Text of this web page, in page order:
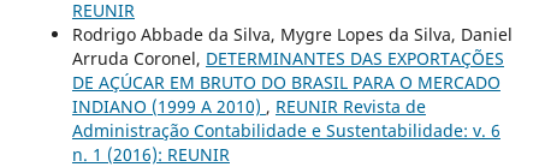
REUNIR
Rodrigo Abbade da Silva, Mygre Lopes da Silva, Daniel
Arruda Coronel, DETERMINANTES DAS EXPORTAÇÕES
DE AÇÚCAR EM BRUTO DO BRASIL PARA O MERCADO
INDIANO (1999 A 2010) , REUNIR Revista de
Administração Contabilidade e Sustentabilidade: v. 6
n. 1 (2016): REUNIR